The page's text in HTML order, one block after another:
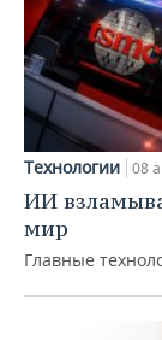
Технологии 08
ИИ
мир
Главные